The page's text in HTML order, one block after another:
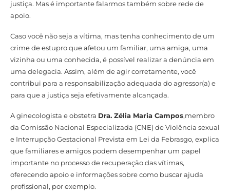
justiça. Mas é importante falarmos também sobre rede de
apoio.
Caso você não seja a vítima, mas tenha conhecimento de um
crime de estupro que afetou um familiar, uma amiga, uma
vizinha ou uma conhecida, é possível realizar a denúncia em
uma delegacia. Assim, além de agir corretamente, você
contribui para a responsabilização adequada do agressor(a) e
para que a justiça seja efetivamente alcançada.
A ginecologista e obstetra Dra. Zélia Maria Campos,membro
da Comissão Nacional Especializada (CNE) de Violência sexual
e Interrupção Gestacional Prevista em Lei da Febrasgo, explica
que familiares e amigos podem desempenhar um papel
importante no processo de recuperação das vítimas,
oferecendo apoio e informações sobre como buscar ajuda
profissional, por exemplo.